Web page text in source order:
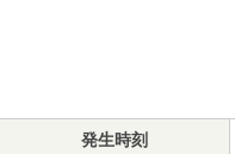
発生時刻